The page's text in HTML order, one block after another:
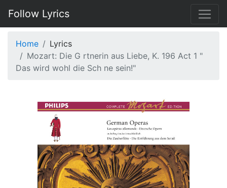
Follow Lyrics
Home
Lyrics
Mozart: Die G rtnerin aus Liebe, K. 196 Act 1 "
Das wird wohl die Sch ne sein!"